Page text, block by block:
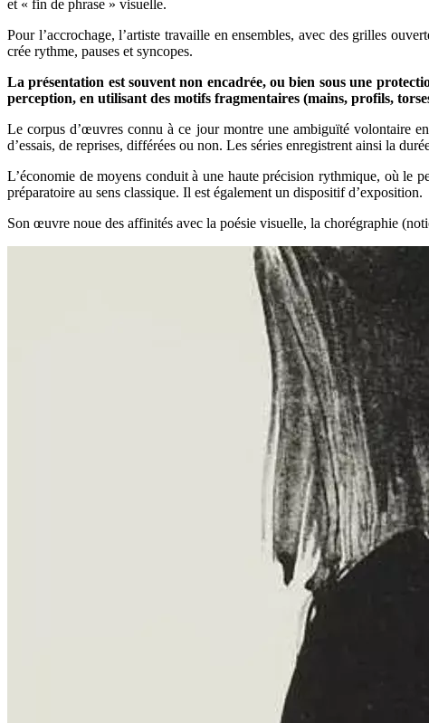
et « fin de phrase » visuelle.
Pour l’accrochage, l’artiste travaille en ensembles, avec des grilles
crée rythme, pauses et syncopes.
La présentation est souvent non encadrée, ou bien sous une
perception, en utilisant des motifs fragmentaires (mains, profils,
Le corpus d’œuvres connu à ce jour montre une ambiguïté volontaire
d’essais, de reprises, différées ou non. Les séries enregistrent ainsi la
L’économie de moyens conduit à une haute précision rythmique, où le
préparatoire au sens classique. Il est également un dispositif d’exposition.
Son œuvre noue des affinités avec la poésie visuelle, la chorégraphie